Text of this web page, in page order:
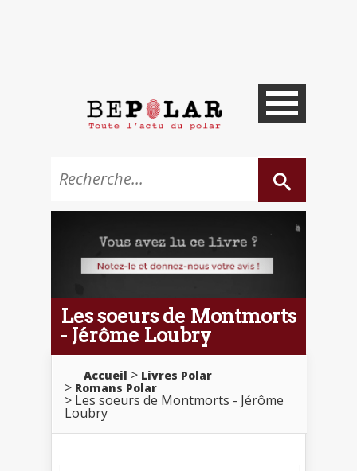
Les soeurs de Montmorts
- Jérôme Loubry
Accueil
Livres Polar
Romans Polar
Les soeurs de Montmorts - Jérôme
Loubry